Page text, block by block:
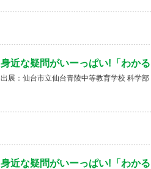
身近な疑問がいーっぱい!「わか
出展：仙台市立仙台青陵中等教育学校 科学部
身近な疑問がいーっぱい!「わか